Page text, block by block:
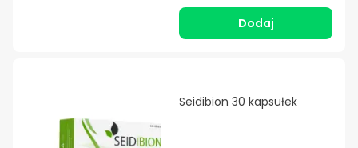
Dodaj
Seidibion 30 kapsułek